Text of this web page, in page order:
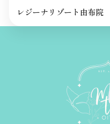
レジーナリゾート由布院